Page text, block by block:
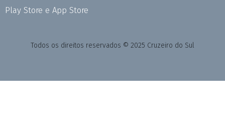
Play Store e App Store
Todos os direitos reservados © 2025 Cruzeiro do Sul